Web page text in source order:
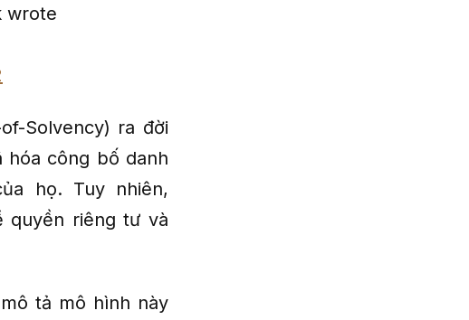
wrote
Solvency) ra đời
hóa công bố danh
họ. Tuy nhiên,
quyền riêng tư và
tả mô hình này